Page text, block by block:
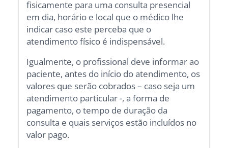
fisicamente para uma consulta presencial
em dia, horário e local que o médico lhe
indicar caso este perceba que o
atendimento físico é indispensável.
Igualmente, o profissional deve informar ao
paciente, antes do início do atendimento, os
valores que serão cobrados – caso seja um
atendimento particular -, a forma de
pagamento, o tempo de duração da
consulta e quais serviços estão incluídos no
valor pago.